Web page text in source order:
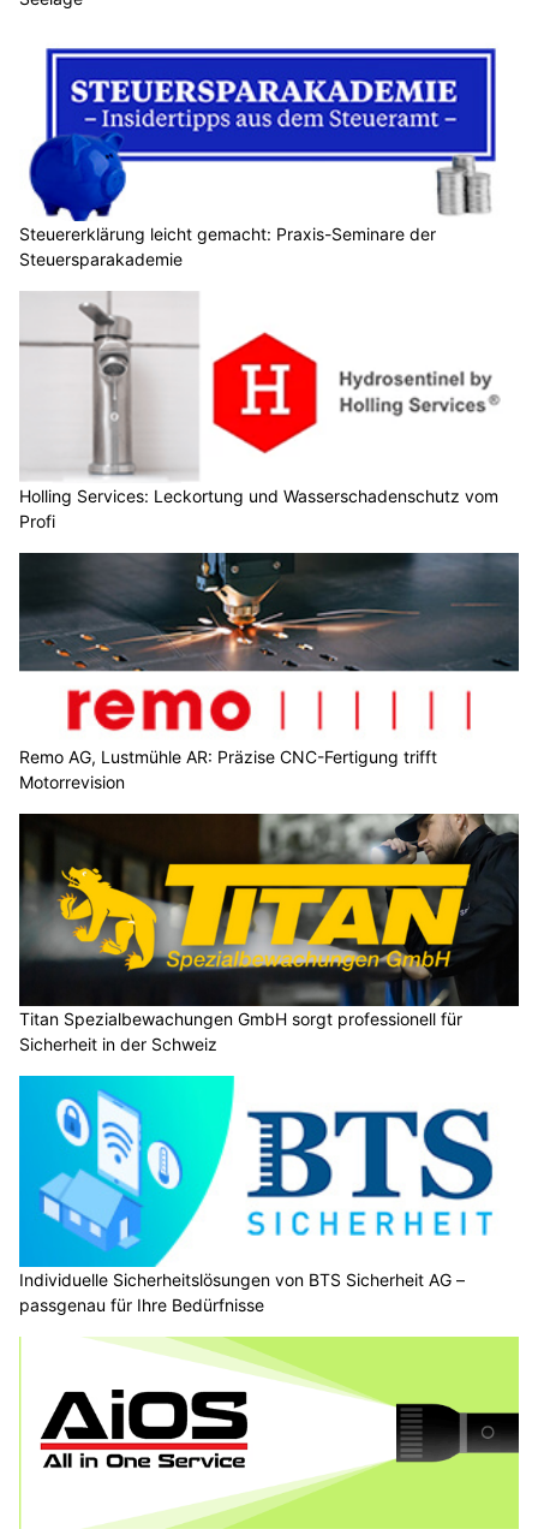
Steuererklärung leicht gemacht: Praxis-Seminare der
Steuersparakademie
Holling Services: Leckortung und Wasserschadenschutz vom
Profi
Remo AG, Lustmühle AR: Präzise CNC-Fertigung trifft
Motorrevision
Titan Spezialbewachungen GmbH sorgt professionell für
Sicherheit in der Schweiz
Individuelle Sicherheitslösungen von BTS Sicherheit AG –
passgenau für Ihre Bedürfnisse